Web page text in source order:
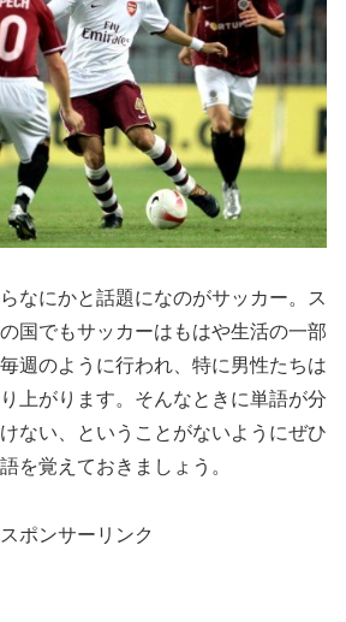
なにかと話題になのがサッカー。ス
国でもサッカーはもはや生活の一部
週のように行われ、特に男性たちは
上がります。そんなときに単語が分
ない、ということがないようにぜひ
を覚えておきましょう。
スポンサーリンク